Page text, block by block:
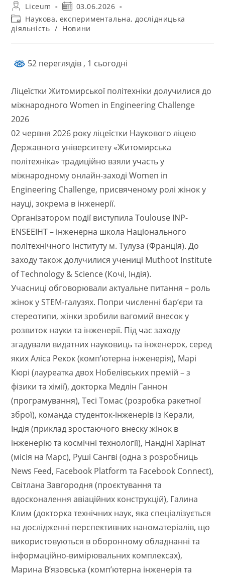
Liceum
03.06.2026
Наукова, експериментальна, дослідницька
діяльність / Новини
52 переглядів , 1 сьогодні
Ліцеїстки Житомирської політехніки долучилися до
міжнародного Women in Engineering Challenge
2026
02 червня 2026 року ліцеїстки Наукового ліцею
Державного університету «Житомирська
політехніка» традиційно взяли участь у
міжнародному онлайн-заході Women in
Engineering Challenge, присвяченому ролі жінок у
науці, зокрема в інженерії.
Організатором події виступила Toulouse INP-
ENSEEIHT – інженерна школа Національного
політехнічного інституту м. Тулуза (Франція). До
заходу також долучилися учениці Muthoot Institute
of Technology & Science (Кочі, Індія).
Учасниці обговорювали актуальне питання – роль
жінок у STEM-галузях. Попри численні бар’єри та
стереотипи, жінки зробили вагомий внесок у
розвиток науки та інженерії. Під час заходу
згадували видатних науковиць та інженерок, серед
яких Аліса Рекок (комп’ютерна інженерія), Марі
Кюрі (лауреатка двох Нобелівських премій – з
фізики та хімії), докторка Медлін Ганнон
(програмування), Тесі Томас (розробка ракетної
зброї), команда студенток-інженерів із Керали,
Індія (приклад зростаючого внеску жінок в
інженерію та космічні технології), Нандіні Харінат
(місія на Марс), Руші Сангві (одна з розробниць
News Feed, Facebook Platform та Facebook Connect),
Світлана Завгородня (проєктування та
вдосконалення авіаційних конструкцій), Галина
Клим (докторка технічних наук, яка спеціалізується
на дослідженні перспективних наноматеріалів, що
використовуються в оборонному обладнанні та
інформаційно-вимірювальних комплексах),
Марина В’язовська (комп’ютерна інженерія та